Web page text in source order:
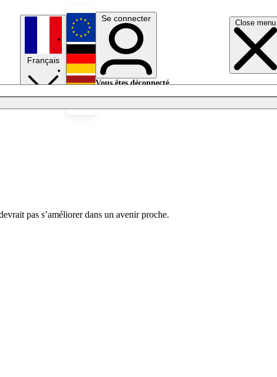
Close menu
Français
English
Deutsch
Se connecter
Vous êtes déconnecté.
pas s’améliorer dans un avenir proche.